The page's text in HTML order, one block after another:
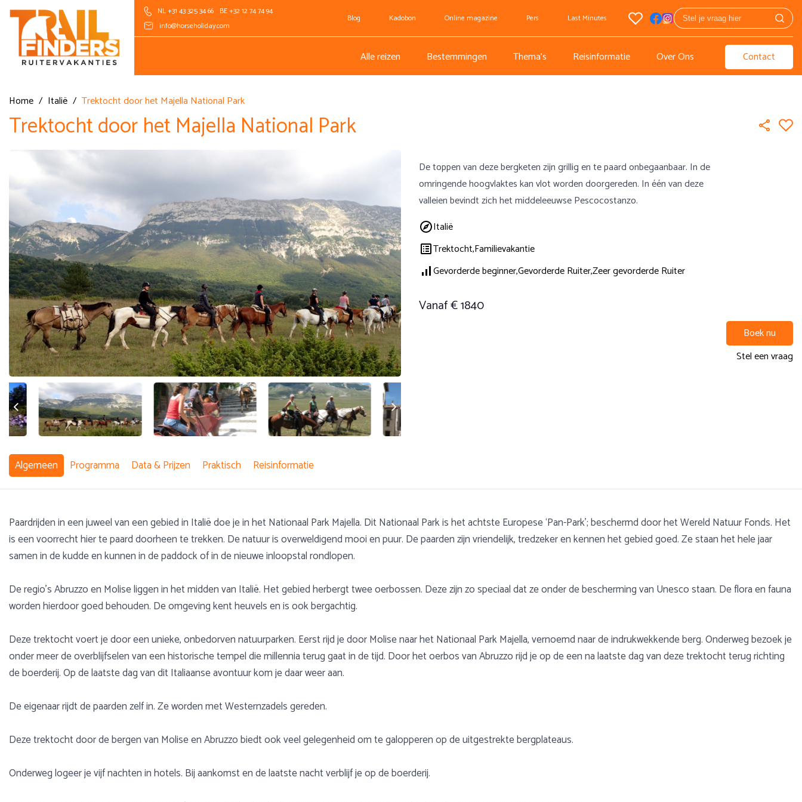
NL +31 43 325 34 66
BE +32 12 74 74 94
info@horseholiday.com
Blog Kadobon Online magazine Pers Last Minutes
Alle reizen Bestemmingen Thema's Reisinformatie Over Ons Contact
Home / Italië / Trektocht door het Majella National Park
Trektocht door het Majella National Park
De toppen van deze bergketen zijn grillig en te paard onbegaanbaar. In de
omringende hoogvlaktes kan vlot worden doorgereden. In één van deze
valleien bevindt zich het middeleeuwse Pescocostanzo.
Italië
Trektocht,Familievakantie
Gevorderde beginner,Gevorderde Ruiter,Zeer gevorderde Ruiter
Vanaf € 1840
Boek nu
Stel een vraag
Algemeen Programma Data & Prijzen Praktisch Reisinformatie
Paardrijden in een juweel van een gebied in Italië doe je in het Nationaal Park Majella. Dit Nationaal Park is het achtste Europese ‘Pan-Park’; beschermd door het Wereld Natuur Fonds. Het
is een voorrecht hier te paard doorheen te trekken. De natuur is overweldigend mooi en puur. De paarden zijn vriendelijk, tredzeker en kennen het gebied goed. Ze staan het hele jaar
samen in de kudde en kunnen in de paddock of in de nieuwe inloopstal rondlopen.
De regio’s Abruzzo en Molise liggen in het midden van Italië. Het gebied herbergt twee oerbossen. Deze zijn zo speciaal dat ze onder de bescherming van Unesco staan. De flora en fauna
worden hierdoor goed behouden. De omgeving kent heuvels en is ook bergachtig.
Deze trektocht voert je door een unieke, onbedorven natuurparken. Eerst rijd je door Molise naar het Nationaal Park Majella, vernoemd naar de indrukwekkende berg. Onderweg bezoek je
onder meer de overblijfselen van een historische tempel die millennia terug gaat in de tijd. Door het oerbos van Abruzzo rijd je op de een na laatste dag van deze trektocht terug richting
de boerderij. Op de laatste dag van dit Italiaanse avontuur kom je daar weer aan.
De eigenaar rijdt de paarden zelf in. Ze worden met Westernzadels gereden.
Deze trektocht door de bergen van Molise en Abruzzo biedt ook veel gelegenheid om te galopperen op de uitgestrekte bergplateaus.
Onderweg logeer je vijf nachten in hotels. Bij aankomst en de laatste nacht verblijf je op de boerderij.